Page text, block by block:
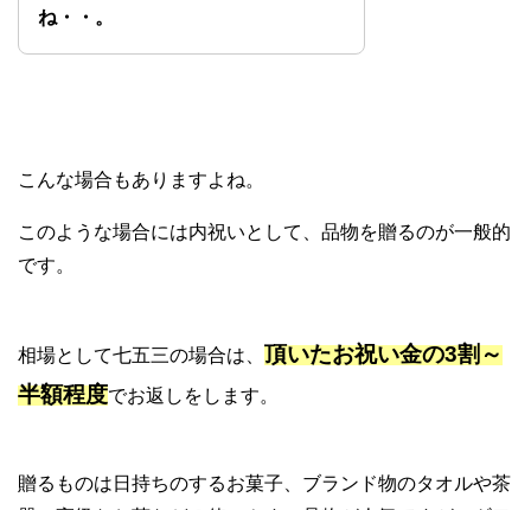
ね・・。
こんな場合もありますよね。
このような場合には内祝いとして、品物を贈るのが一般的
です。
相場として七五三の場合は、 頂いたお祝い金の3割～
半額程度でお返しをします。
贈るものは日持ちのするお菓子、ブランド物のタオルや茶